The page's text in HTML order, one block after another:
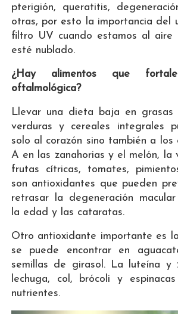
pterigión, queratitis,
otras, por esto la importancia del
filtro UV cuando estamos al aire
esté nublado.
¿Hay alimentos que
oftalmológica?
Llevar una dieta baja en
verduras y cereales integrales
solo al corazón sino también a los
A en las zanahorias y el melón, la
frutas cítricas, tomates,
son antioxidantes que pueden
retrasar la degeneración
la edad y las cataratas.
Otro antioxidante importante es
se puede encontrar en
semillas de girasol. La luteína y
lechuga, col, brócoli y
nutrientes.